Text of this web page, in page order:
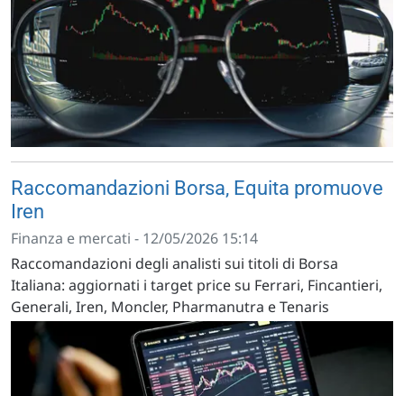
Raccomandazioni Borsa, Equita promuove
Iren
Finanza e mercati - 12/05/2026 15:14
Raccomandazioni degli analisti sui titoli di Borsa
Italiana: aggiornati i target price su Ferrari, Fincantieri,
Generali, Iren, Moncler, Pharmanutra e Tenaris